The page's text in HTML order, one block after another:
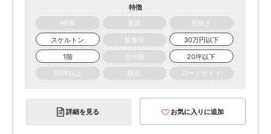
特徴
NEW
更新
居抜き
スケルトン
飲食可
30万円以下
1階
空中階
20坪以下
50坪以上
駅近 ロードサイド
詳細を見る お気に入りに追加